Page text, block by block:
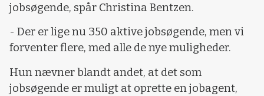
jobsøgende, spår Christina Bentzen.
- Der er lige nu 350 aktive jobsøgende, men vi
forventer flere, med alle de nye muligheder.
Hun nævner blandt andet, at det som
jobsøgende er muligt at oprette en jobagent,